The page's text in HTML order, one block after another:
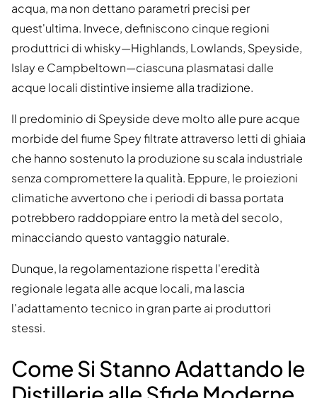
acqua, ma non dettano parametri precisi per
quest'ultima. Invece, definiscono cinque regioni
produttrici di whisky—Highlands, Lowlands, Speyside,
Islay e Campbeltown—ciascuna plasmatasi dalle
acque locali distintive insieme alla tradizione.
Il predominio di Speyside deve molto alle pure acque
morbide del fiume Spey filtrate attraverso letti di ghiaia
che hanno sostenuto la produzione su scala industriale
senza compromettere la qualità. Eppure, le proiezioni
climatiche avvertono che i periodi di bassa portata
potrebbero raddoppiare entro la metà del secolo,
minacciando questo vantaggio naturale.
Dunque, la regolamentazione rispetta l'eredità
regionale legata alle acque locali, ma lascia
l'adattamento tecnico in gran parte ai produttori
stessi.
Come Si Stanno Adattando le